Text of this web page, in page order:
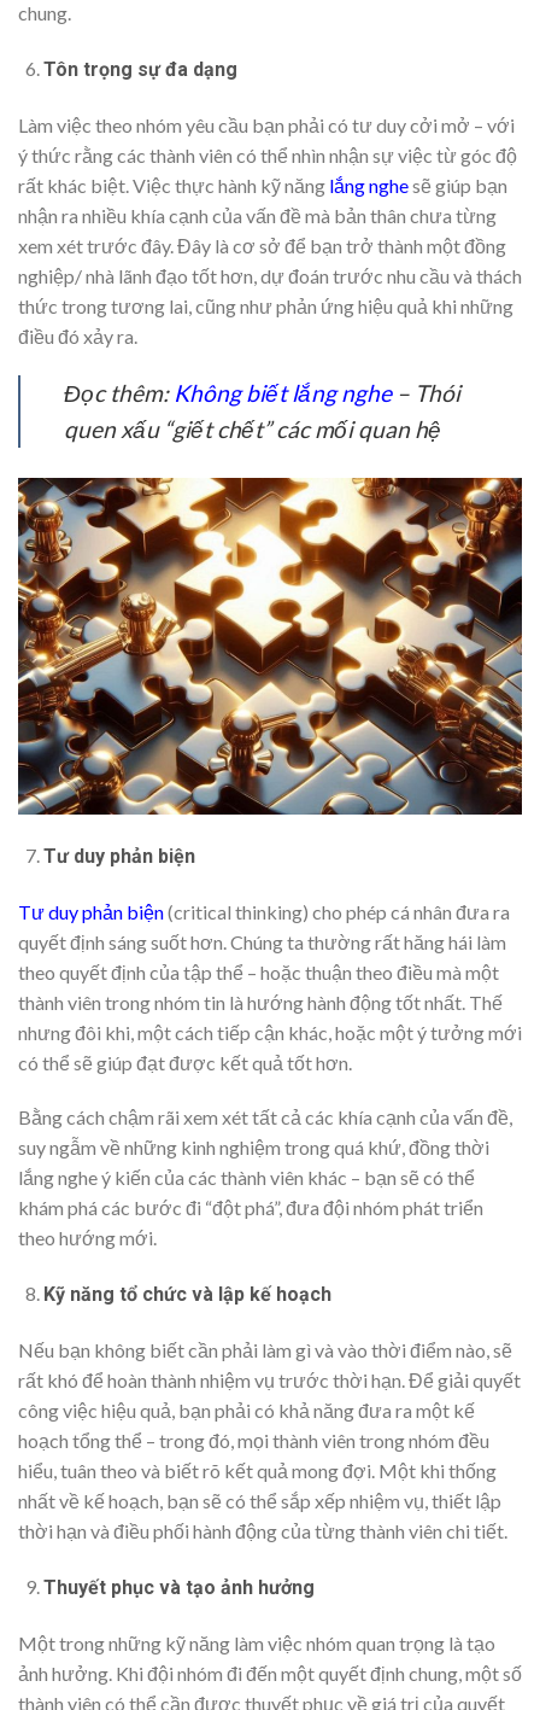
chung.
Tôn trọng sự đa dạng
Làm việc theo nhóm yêu cầu bạn phải có tư duy cởi mở – với
ý thức rằng các thành viên có thể nhìn nhận sự việc từ góc độ
rất khác biệt. Việc thực hành kỹ năng lắng nghesẽ giúp bạn
nhận ra nhiều khía cạnh của vấn đề mà bản thân chưa từng
xem xét trước đây. Đây là cơ sở để bạn trở thành một đồng
nghiệp/ nhà lãnh đạo tốt hơn, dự đoán trước nhu cầu và thách
thức trong tương lai, cũng như phản ứng hiệu quả khi những
điều đó xảy ra.
Đọc thêm: Không biết lắng nghe– Thói
quen xấu “giết chết” các mối quan hệ
Tư duy phản biện
Tư duy phản biện(critical thinking) cho phép cá nhân đưa ra
quyết định sáng suốt hơn. Chúng ta thường rất hăng hái làm
theo quyết định của tập thể – hoặc thuận theo điều mà một
thành viên trong nhóm tin là hướng hành động tốt nhất. Thế
nhưng đôi khi, một cách tiếp cận khác, hoặc một ý tưởng mới
có thể sẽ giúp đạt được kết quả tốt hơn.
Bằng cách chậm rãi xem xét tất cả các khía cạnh của vấn đề,
suy ngẫm về những kinh nghiệm trong quá khứ, đồng thời
lắng nghe ý kiến của các thành viên khác – bạn sẽ có thể
khám phá các bước đi “đột phá”, đưa đội nhóm phát triển
theo hướng mới.
Kỹ năng tổ chức và lập kế hoạch
Nếu bạn không biết cần phải làm gì và vào thời điểm nào, sẽ
rất khó để hoàn thành nhiệm vụ trước thời hạn. Để giải quyết
công việc hiệu quả, bạn phải có khả năng đưa ra một kế
hoạch tổng thể – trong đó, mọi thành viên trong nhóm đều
hiểu, tuân theo và biết rõ kết quả mong đợi. Một khi thống
nhất về kế hoạch, bạn sẽ có thể sắp xếp nhiệm vụ, thiết lập
thời hạn và điều phối hành động của từng thành viên chi tiết.
Thuyết phục và tạo ảnh hưởng
Một trong những kỹ năng làm việc nhóm quan trọng là tạo
ảnh hưởng. Khi đội nhóm đi đến một quyết định chung, một số
thành viên có thể cần được thuyết phục về giá trị của quyết